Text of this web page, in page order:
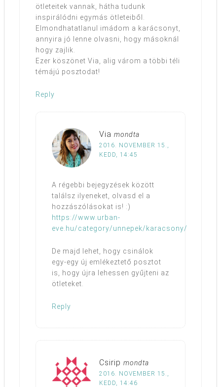
ötleteitek vannak, hátha tudunk
inspirálódni egymás ötleteiből.
Elmondhatatlanul imádom a karácsonyt,
annyira jó lenne olvasni, hogy másoknál
hogy zajlik.
Ezer köszönet Via, alig várom a többi téli
témájú posztodat!
Reply
Via mondta
2016. NOVEMBER 15.,
KEDD, 14:45
A régebbi bejegyzések között
találsz ilyeneket, olvasd el a
hozzászólásokat is! :)
https://www.urban-
eve.hu/category/unnepek/karacsony/
De majd lehet, hogy csinálok
egy-egy új emlékeztető posztot
is, hogy újra lehessen gyűjteni az
ötleteket.
Reply
Csirip mondta
2016. NOVEMBER 15.,
KEDD, 14:46